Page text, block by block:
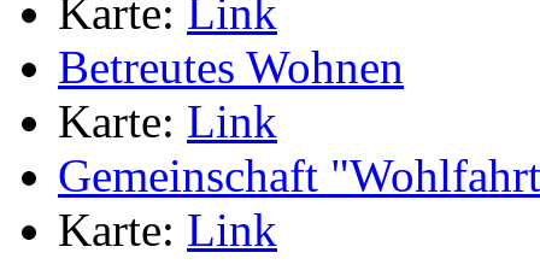
Karte: Link
Betreutes Wohnen
Karte: Link
Gemeinschaft
Karte: Link